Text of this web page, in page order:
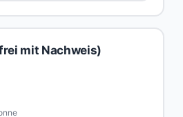
mit Nachweis)